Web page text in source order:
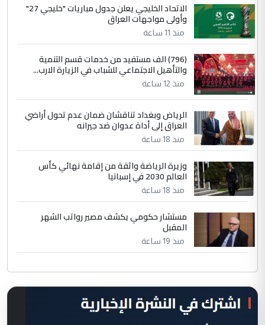
الاتحاد الخليجي يعلن جدول مباريات "خليجي 27"
وأولى مواجهات العراق
منذ 11 ساعة
(796) الف مستفيد من خدمات قسم التنمية
والتأهيل الاجتماعي للشباب في الزيارة الارب...
منذ 12 ساعة
الرياض وبغداد تناقشان ضمان عدم تحول أراضي
العراق إلى أداة عدوان ضد جيرانه
منذ 18 ساعة
وزيرة الرياضة واثقة من إقامة نهائي كأس
العالم 2030 في إسبانيا
منذ 18 ساعة
مستشار حكومي يكشف مصير رواتب الشهر
المقبل
منذ 19 ساعة